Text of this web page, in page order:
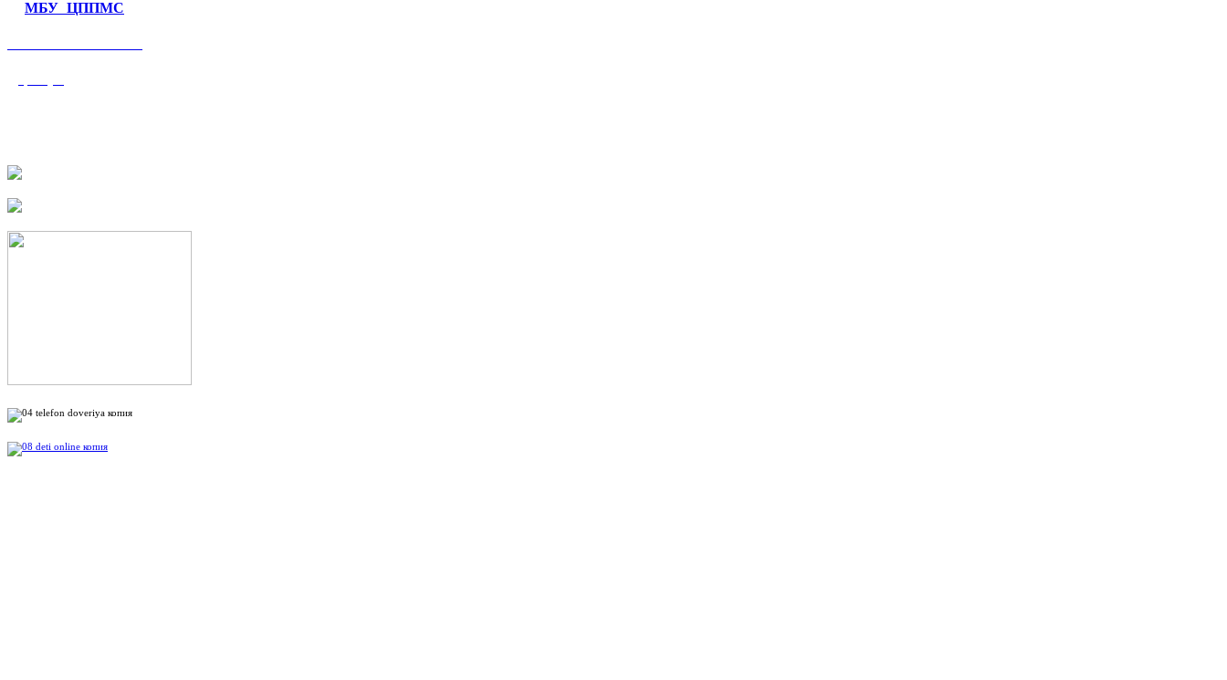
МБУ ЦППМС